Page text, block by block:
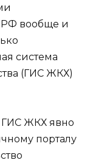
вообще и
система
(ГИС ЖКХ)
ГИС ЖКХ явно
порталу